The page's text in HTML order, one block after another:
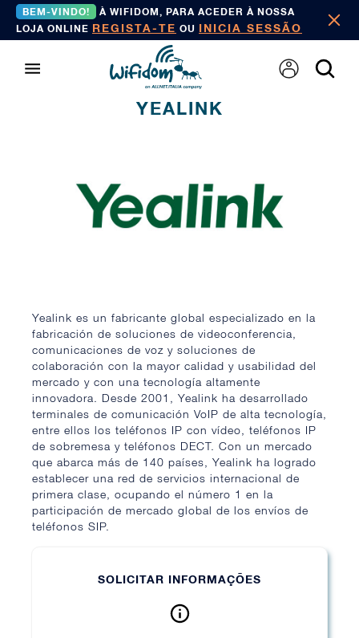
BEM-VINDO!
À WIFIDOM, PARA ACEDER À NOSSA
LOJA ONLINE REGISTA-TE OU INICIA SESSÃO
YEALINK
Yealink es un fabricante global especializado en la
fabricación de soluciones de videoconferencia,
comunicaciones de voz y soluciones de
colaboración con la mayor calidad y usabilidad del
mercado y con una tecnología altamente
innovadora. Desde 2001, Yealink ha desarrollado
terminales de comunicación VoIP de alta tecnología,
entre ellos los teléfonos IP con vídeo, teléfonos IP
de sobremesa y teléfonos DECT. Con un mercado
que abarca más de 140 países, Yealink ha logrado
establecer una red de servicios internacional de
primera clase, ocupando el número 1 en la
participación de mercado global de los envíos de
teléfonos SIP.
SOLICITAR INFORMAÇÕES